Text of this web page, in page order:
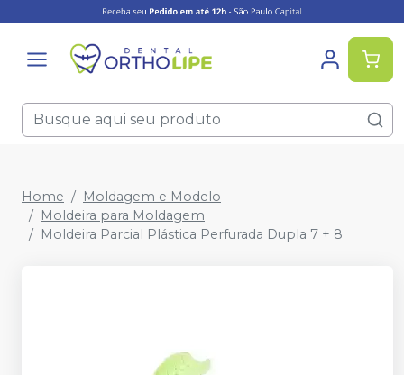
Home
Moldagem e Modelo
Moldeira para Moldagem
Moldeira Parcial Plástica Perfurada Dupla 7 + 8